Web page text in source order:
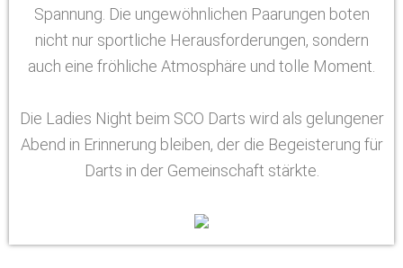
Spannung. Die ungewöhnlichen Paarungen boten
nicht nur sportliche Herausforderungen, sondern
auch eine fröhliche Atmosphäre und tolle Moment.
Die Ladies Night beim SCO Darts wird als gelungener
Abend in Erinnerung bleiben, der die Begeisterung für
Darts in der Gemeinschaft stärkte.